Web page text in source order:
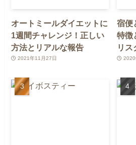
オートミールダイエットに
1週間チャレンジ！正しい
方法とリアルな報告
2021年11月27日
宿便
特徴
リス
2020